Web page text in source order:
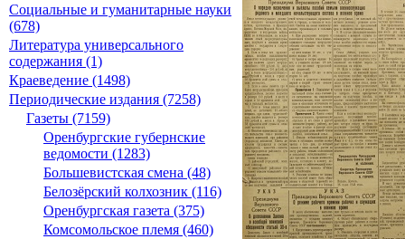
Социальные и гуманитарные науки
(678)
Литература универсального
содержания (1)
Краеведение (1498)
Периодические издания (7258)
Газеты (7159)
Оренбургские губернские
ведомости (1283)
Большевистская смена (48)
Белозёрский колхозник (116)
Оренбургская газета (375)
Комсомольское племя (460)